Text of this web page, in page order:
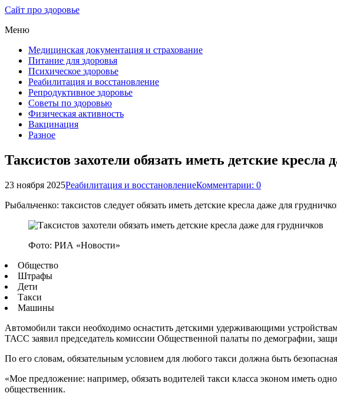
Сайт про здоровье
Меню
Медицинская документация и страхование
Питание для здоровья
Психическое здоровье
Реабилитация и восстановление
Репродуктивное здоровье
Советы по здоровью
Физическая активность
Вакцинация
Разное
Таксистов захотели обязать иметь детские кресла
23 ноября 2025Реабилитация и восстановлениеКомментарии: 0
Рыбальченко: таксистов следует обязать иметь детские кресла даже для
Фото: РИА «Новости»
Общество
Штрафы
Дети
Такси
Машины
Автомобили такси необходимо оснастить детскими удерживающими
ТАСС заявил председатель комиссии Общественной палаты по демографии,
По его словам, обязательным условием для любого такси должна быть
«Мое предложение: например, обязать водителей такси класса эконом иметь
общественник.